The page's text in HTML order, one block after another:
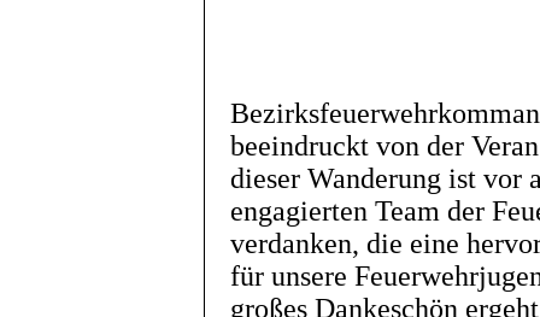
beeindruckt von der
dieser Wanderung ist vor
engagierten Team der
verdanken, die eine
für unsere
großes Dankeschön